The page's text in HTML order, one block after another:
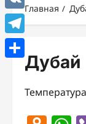
Главная
Дубай
VK
Telegram
Отправить